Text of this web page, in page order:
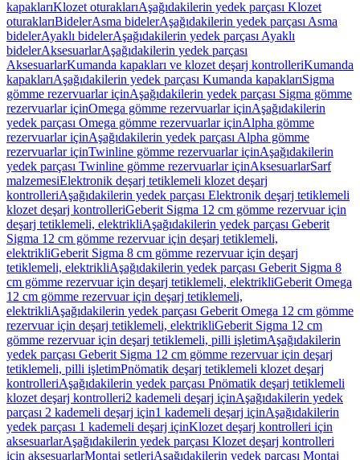
kapaklarıKlozet oturaklarıAşağıdakilerin yedek parçası Klozet
oturaklarıBidelerAsma bidelerAşağıdakilerin yedek parçası Asma
bidelerAyaklı bidelerAşağıdakilerin yedek parçası Ayaklı
bidelerAksesuarlarAşağıdakilerin yedek parçası
AksesuarlarKumanda kapakları ve klozet deşarj kontrolleriKumanda
kapaklarıAşağıdakilerin yedek parçası Kumanda kapaklarıSigma
gömme rezervuarlar içinAşağıdakilerin yedek parçası Sigma gömme
rezervuarlar içinOmega gömme rezervuarlar içinAşağıdakilerin
yedek parçası Omega gömme rezervuarlar içinAlpha gömme
rezervuarlar içinAşağıdakilerin yedek parçası Alpha gömme
rezervuarlar içinTwinline gömme rezervuarlar içinAşağıdakilerin
yedek parçası Twinline gömme rezervuarlar içinAksesuarlarSarf
malzemesiElektronik deşarj tetiklemeli klozet deşarj
kontrolleriAşağıdakilerin yedek parçası Elektronik deşarj tetiklemeli
klozet deşarj kontrolleriGeberit Sigma 12 cm gömme rezervuar için
deşarj tetiklemeli, elektrikliAşağıdakilerin yedek parçası Geberit
Sigma 12 cm gömme rezervuar için deşarj tetiklemeli,
elektrikliGeberit Sigma 8 cm gömme rezervuar için deşarj
tetiklemeli, elektrikliAşağıdakilerin yedek parçası Geberit Sigma 8
cm gömme rezervuar için deşarj tetiklemeli, elektrikliGeberit Omega
12 cm gömme rezervuar için deşarj tetiklemeli,
elektrikliAşağıdakilerin yedek parçası Geberit Omega 12 cm gömme
rezervuar için deşarj tetiklemeli, elektrikliGeberit Sigma 12 cm
gömme rezervuar için deşarj tetiklemeli, pilli işletimAşağıdakilerin
yedek parçası Geberit Sigma 12 cm gömme rezervuar için deşarj
tetiklemeli, pilli işletimPnömatik deşarj tetiklemeli klozet deşarj
kontrolleriAşağıdakilerin yedek parçası Pnömatik deşarj tetiklemeli
klozet deşarj kontrolleri2 kademeli deşarj içinAşağıdakilerin yedek
parçası 2 kademeli deşarj için1 kademeli deşarj içinAşağıdakilerin
yedek parçası 1 kademeli deşarj içinKlozet deşarj kontrolleri için
aksesuarlarAşağıdakilerin yedek parçası Klozet deşarj kontrolleri
için aksesuarlarMontaj setleriAşağıdakilerin yedek parçası Montaj